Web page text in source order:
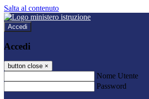
Salta al contenuto
Accedi
Accedi
button close ×
Nome Utente
Password